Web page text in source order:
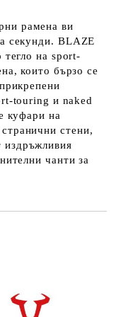
рамена ви
секунди. BLAZE
тегло на sport-
които бързо се
touring и naked
куфари на
стени,
издръжливия
чанти за